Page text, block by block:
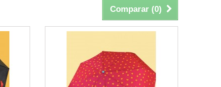
Comparar (0)